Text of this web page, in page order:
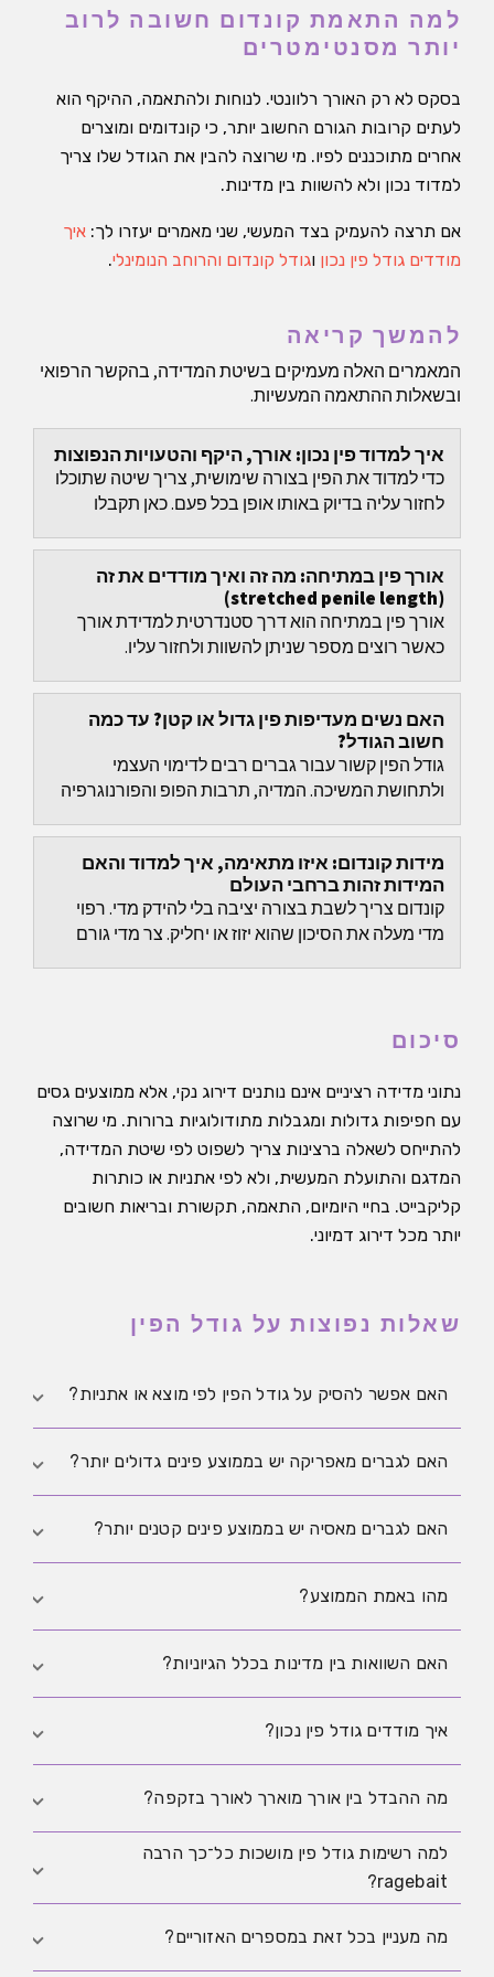
למה התאמת קונדום חשובה לרוב
יותר מסנטימטרים
בסקס לא רק האורך רלוונטי. לנוחות ולהתאמה, ההיקף הוא
לעתים קרובות הגורם החשוב יותר, כי קונדומים ומוצרים
אחרים מתוכננים לפיו. מי שרוצה להבין את הגודל שלו צריך
למדוד נכון ולא להשוות בין מדינות.
אם תרצה להעמיק בצד המעשי, שני מאמרים יעזרו לך: איך
מודדים גודל פין נכון וגודל קונדום והרוחב הנומינלי.
להמשך קריאה
המאמרים האלה מעמיקים בשיטת המדידה, בהקשר הרפואי
ובשאלות ההתאמה המעשיות.
איך למדוד פין נכון: אורך, היקף והטעויות הנפוצות
כדי למדוד את הפין בצורה שימושית, צריך שיטה שתוכלו
לחזור עליה בדיוק באותו אופן בכל פעם. כאן תקבלו
אורך פין במתיחה: מה זה ואיך מודדים את זה
(stretched penile length)
אורך פין במתיחה הוא דרך סטנדרטית למדידת אורך
כאשר רוצים מספר שניתן להשוות ולחזור עליו.
האם נשים מעדיפות פין גדול או קטן? עד כמה
חשוב הגודל?
גודל הפין קשור עבור גברים רבים לדימוי העצמי
ולתחושת המשיכה. המדיה, תרבות הפופ והפורנוגרפיה
ציפיות...
מידות קונדום: איזו מתאימה, איך למדוד והאם
המידות זהות ברחבי העולם
קונדום צריך לשבת בצורה יציבה בלי להידק מדי. רפוי
מדי מעלה את הסיכון שהוא יזוז או יחליק. צר מדי גורם
סיכום
נתוני מדידה רציניים אינם נותנים דירוג נקי, אלא ממוצעים גסים
עם חפיפות גדולות ומגבלות מתודולוגיות ברורות. מי שרוצה
להתייחס לשאלה ברצינות צריך לשפוט לפי שיטת המדידה,
המדגם והתועלת המעשית, ולא לפי אתניות או כותרות
קליקבייט. בחיי היומיום, התאמה, תקשורת ובריאות חשובים
יותר מכל דירוג דמיוני.
שאלות נפוצות על גודל הפין
האם אפשר להסיק על גודל הפין לפי מוצא או אתניות?
לא. אתניות במחקרים מוגדרת באופן לא אחיד, וגם נתוני
גודל פין אישי. בדיוק בגלל זה הרשימות האלה נראות חזקות
האם לגברים מאפריקה יש בממוצע פינים גדולים יותר?
פסק דין על גברים בודדים או על אוכלוסיות שלמות.
האם לגברים מאסיה יש בממוצע פינים קטנים יותר?
דין על הגודל האישי של גבר מסוים.
מהו באמת הממוצע?
במטה־אנליזה הקלינית הגדולה, הממוצע המשותף לאורך
ושיטת המדידה והמדגם משפיעים מאוד על המספר.
האם השוואות בין מדינות בכלל הגיוניות?
רק במידה מוגבלת מאוד. הן יכולות להראות בערך מה
הן אינן מתאימות לדירוג. הן נעשות מדעיות רק כאשר
איך מודדים גודל פין נכון?
הכי טוב להשתמש בשיטה תקנית שאפשר לחזור עליה בדיוק
ההתחלה, הלחץ על כרית השומן, מצב המדידה, והאם
מודדים אורך או היקף. לכן דיווחי עצמי וערכי פורומים כל־כך
לא אמינים. ההדרכה המעשית נמצאת במאמראיך מודדים
גודל פין נכון.
מה ההבדל בין אורך מוארך לאורך בזקפה?
אורך מוארך הוא קירוב קליני לאורך בזקפה עתידי, והוא
נמדד כשהפין רפוי עם מתיחה. אורך בזקפה הוא האורך
ושיטת המדידה יכולה לשנות את ההבדל באופן ברור. עוד
למה רשימות גודל פין מושכות כל־כך הרבה
ragebait?
כי הן נשמעות מיד כמו היררכיה. מי שמדרג אנשים לפי מוצא,
מה מעניין בכל זאת במספרים האזוריים?